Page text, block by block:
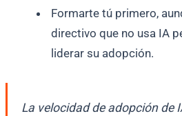
Formarte tú primero,
directivo que no usa IA
liderar su adopción.
La velocidad de adopción de